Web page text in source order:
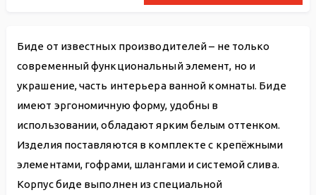
Биде от известных производителей – не только
современный функциональный элемент, но и
украшение, часть интерьера ванной комнаты. Биде
имеют эргономичную форму, удобны в
использовании, обладают ярким белым оттенком.
Изделия поставляются в комплекте с крепёжными
элементами, гофрами, шлангами и системой слива.
Корпус биде выполнен из специальной